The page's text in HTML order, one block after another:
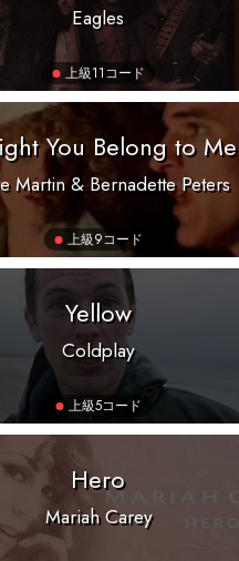
Eagles
上級11コード
You Belong to Me
Martin & Bernadette Peters
上級9コード
Yellow
Coldplay
上級5コード
Hero
Mariah Carey